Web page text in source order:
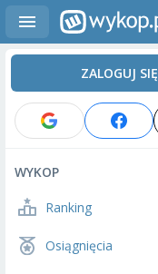
ZALOGUJ SIĘ
WYKOP
Ranking
Osiągnięcia